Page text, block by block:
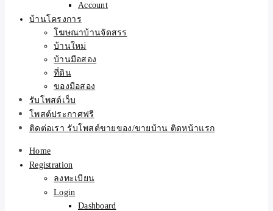
Account
บ้านโครงการ
โฆษณาบ้านจัดสรร
บ้านใหม่
บ้านมือสอง
ที่ดิน
ของมือสอง
รับโพสต์เว็บ
โพสต์ประกาศฟรี
ติดต่อเรา รับโพสต์ขายของ/ขายบ้าน ติดหน้าแรก
Home
Registration
ลงทะเบียน
Login
Dashboard